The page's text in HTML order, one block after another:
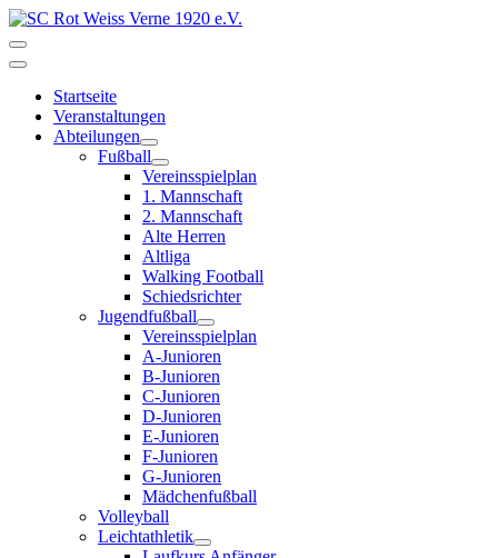
Startseite
Veranstaltungen
Abteilungen
Fußball
Vereinsspielplan
1. Mannschaft
2. Mannschaft
Alte Herren
Altliga
Walking Football
Schiedsrichter
Jugendfußball
Vereinsspielplan
A-Junioren
B-Junioren
C-Junioren
D-Junioren
E-Junioren
F-Junioren
G-Junioren
Mädchenfußball
Volleyball
Leichtathletik